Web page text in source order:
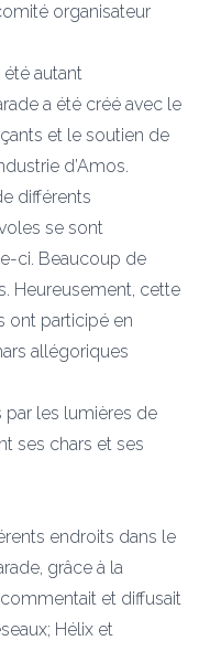
organisateur
été autant
a été créé avec le
et le soutien de
d’Amos.
différents
se sont
ci. Beaucoup de
Heureusement, cette
ont participé en
allégoriques
les lumières de
ses chars et ses
endroits dans le
grâce à la
et diffusait
Hélix et